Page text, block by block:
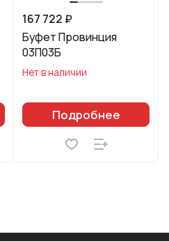
167 722 ₽
Буфет Провинция
03П03Б
Нет в наличии
Подробнее